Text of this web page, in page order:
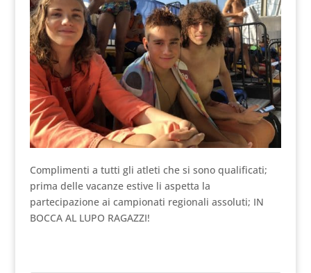
Complimenti a tutti gli atleti che si sono qualificati;
prima delle vacanze estive li aspetta la
partecipazione ai campionati regionali assoluti; IN
BOCCA AL LUPO RAGAZZI!